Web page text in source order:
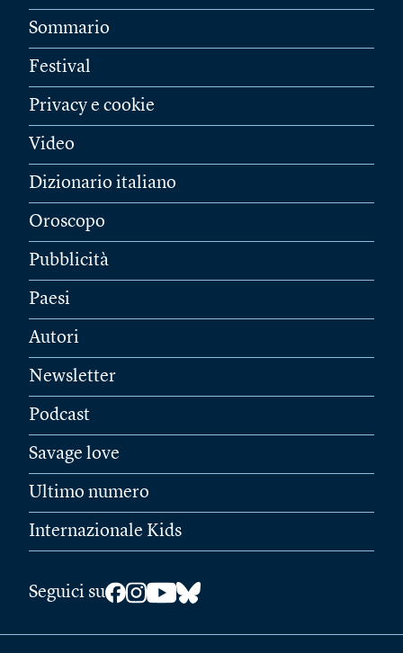
Sommario
Festival
Privacy e cookie
Video
Dizionario italiano
Oroscopo
Pubblicità
Paesi
Autori
Newsletter
Podcast
Savage love
Ultimo numero
Internazionale Kids
Seguici su